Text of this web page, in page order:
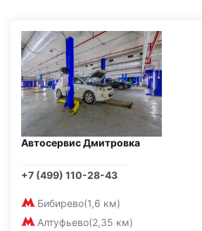
Автосервис Дмитровка
+7 (499) 110-28-43
Бибирево(1,6 км)
Алтуфьево(2,35 км)